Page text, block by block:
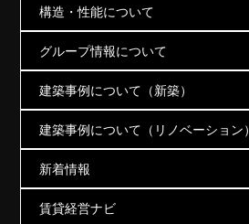
構造・性能について
グループ情報について
建築事例について（新築）
建築事例について（リノベーション）
新着情報
賃貸経営ナビ